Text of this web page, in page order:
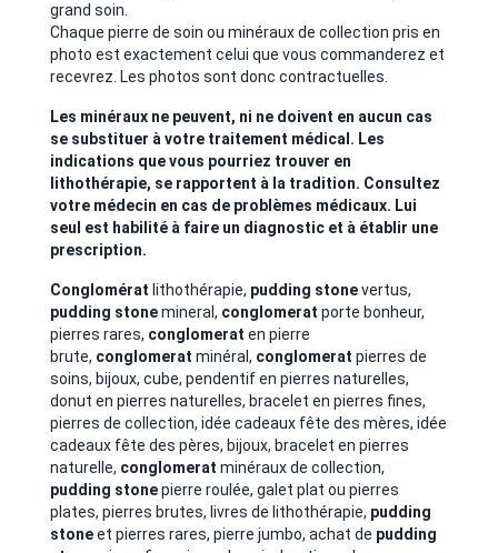
grand soin.
Chaque pierre de soin ou minéraux de collection pris en
photo est exactement celui que vous commanderez et
recevrez. Les photos sont donc contractuelles.
Les minéraux ne peuvent, ni ne doivent en aucun cas
se substituer à votre traitement médical. Les
indications que vous pourriez trouver en
lithothérapie, se rapportent à la tradition. Consultez
votre médecin en cas de problèmes médicaux. Lui
seul est habilité à faire un diagnostic et à établir une
prescription.
Conglomérat lithothérapie, pudding stonevertus,
pudding stonemineral, conglomerat porte bonheur,
pierres rares, conglomerat en pierre
brute, conglomerat minéral, conglomerat pierres de
soins, bijoux, cube, pendentif en pierres naturelles,
donut en pierres naturelles, bracelet en pierres fines,
pierres de collection, idée cadeaux fête des mères, idée
cadeaux fête des pères, bijoux, bracelet en pierres
naturelle, conglomerat minéraux de collection,
pudding stonepierre roulée, galet plat ou pierres
plates, pierres brutes, livres de lithothérapie, pudding
stoneet pierres rares, pierre jumbo, achat de pudding